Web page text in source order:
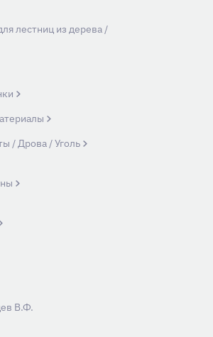
лестниц из дерева /
/ Дрова / Уголь
В.Ф.